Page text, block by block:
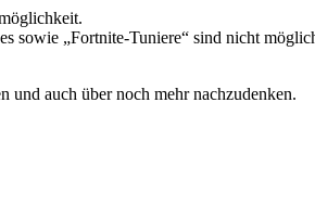
sowie „Fortnite-Tuniere“ sind nicht
und auch über noch mehr nachzudenken.